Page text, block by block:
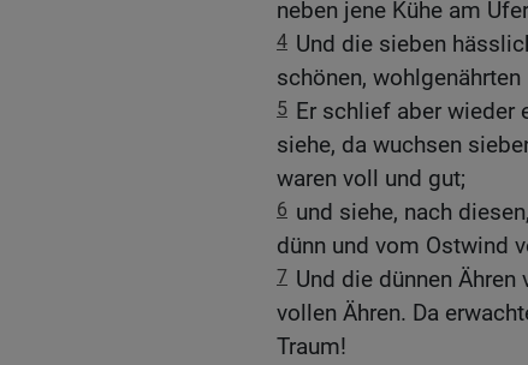
neben jene Kühe am
4 Und die sieben
schönen,
5 Er schlief aber wieder
siehe, da wuchsen
waren voll und gut;
6 und siehe, nach
dünn und vom Ostwind
7 Und die dünnen
vollen Ähren. Da
Traum!